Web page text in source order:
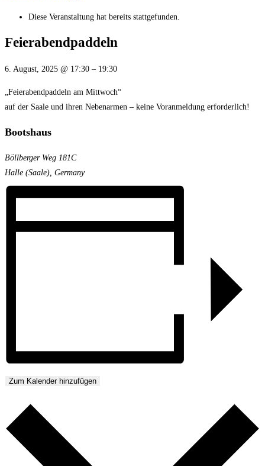
Diese Veranstaltung hat bereits stattgefunden.
Feierabendpaddeln
6. August, 2025 @ 17:30 – 19:30
„Feierabendpaddeln am Mittwoch“
auf der Saale und ihren Nebenarmen – keine Voranmeldung erforderlich!
Bootshaus
Böllberger Weg 181C
Halle (Saale) Germany
Zum Kalender hinzufügen